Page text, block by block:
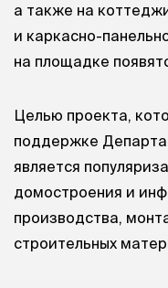
а также на
и каркасно-
на площадке
Целью проекта,
поддержке
является
домостроения и
производства,
строительных